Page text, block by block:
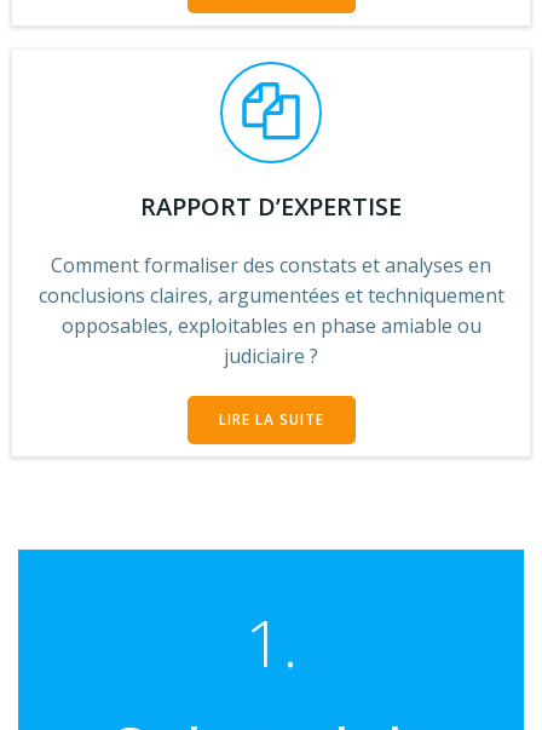
RAPPORT D’EXPERTISE
Comment formaliser des constats et analyses en
conclusions claires, argumentées et techniquement
opposables, exploitables en phase amiable ou
judiciaire ?
LIRE LA SUITE
1.